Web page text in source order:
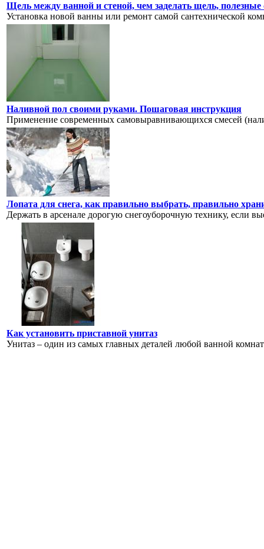
Щель между ванной и стеной, чем заделать щель, полезные
Установка новой ванны или ремонт самой сантехнической
Наливной пол своими руками. Пошаговая инструкция
Применение современных самовыравнивающихся смесей
Лопата для снега, как правильно выбрать, правильно
Держать в арсенале дорогую снегоуборочную технику, если
Как установить приставной унитаз
Унитаз – один из самых главных деталей любой ванной